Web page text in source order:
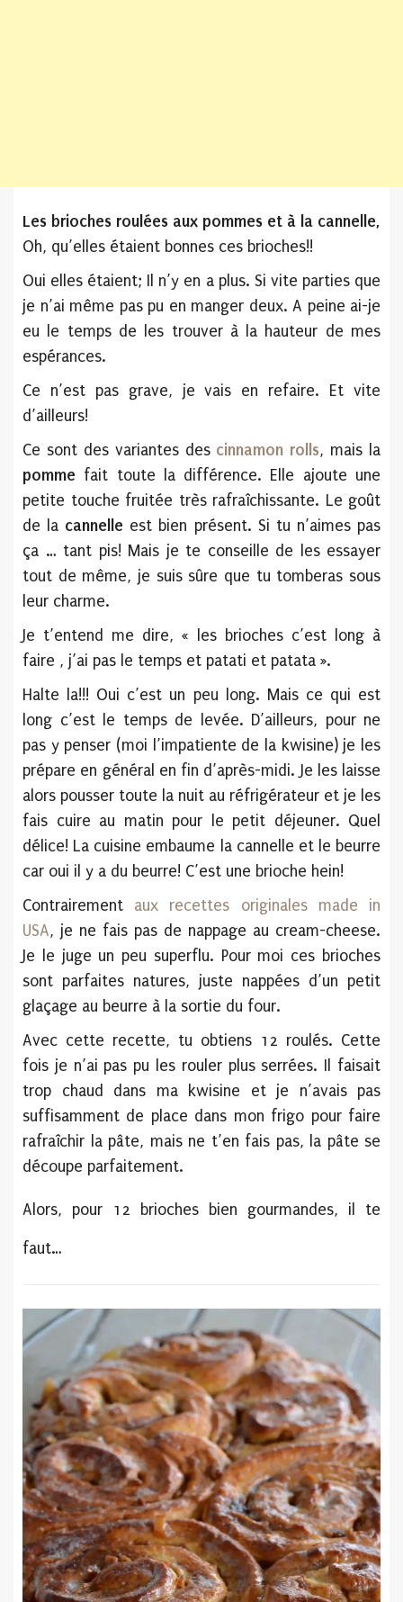
Les brioches roulées aux pommes et à la cannelle,
Oh, qu’elles étaient bonnes ces brioches!!
Oui elles étaient; Il n’y en a plus. Si vite parties que
je n’ai même pas pu en manger deux. A peine ai-je
eu le temps de les trouver à la hauteur de mes
espérances.
Ce n’est pas grave, je vais en refaire. Et vite
d’ailleurs!
Ce sont des variantes des cinnamon rolls, mais la
pomme fait toute la différence. Elle ajoute une
petite touche fruitée très rafraîchissante. Le goût
de la cannelle est bien présent. Si tu n’aimes pas
ça … tant pis! Mais je te conseille de les essayer
tout de même, je suis sûre que tu tomberas sous
leur charme.
Je t’entend me dire, « les brioches c’est long à
faire , j’ai pas le temps et patati et patata ».
Halte la!!! Oui c’est un peu long. Mais ce qui est
long c’est le temps de levée. D’ailleurs, pour ne
pas y penser (moi l’impatiente de la kwisine) je les
prépare en général en fin d’après-midi. Je les laisse
alors pousser toute la nuit au réfrigérateur et je les
fais cuire au matin pour le petit déjeuner. Quel
délice! La cuisine embaume la cannelle et le beurre
car oui il y a du beurre! C’est une brioche hein!
Contrairement aux recettes originales made in
USA, je ne fais pas de nappage au cream-cheese.
Je le juge un peu superflu. Pour moi ces brioches
sont parfaites natures, juste nappées d’un petit
glaçage au beurre à la sortie du four.
Avec cette recette, tu obtiens 12 roulés. Cette
fois je n’ai pas pu les rouler plus serrées. Il faisait
trop chaud dans ma kwisine et je n’avais pas
suffisamment de place dans mon frigo pour faire
rafraîchir la pâte, mais ne t’en fais pas, la pâte se
découpe parfaitement.
Alors, pour 12 brioches bien gourmandes, il te
faut…